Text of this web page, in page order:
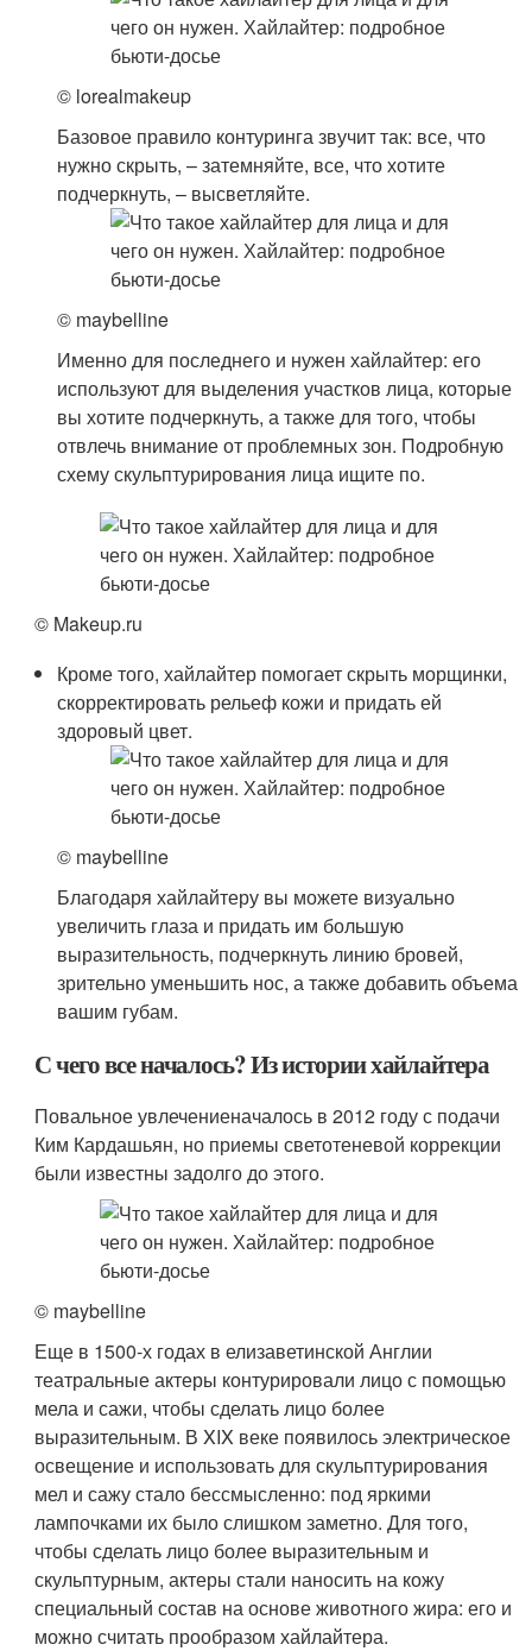
© lorealmakeup
Базовое правило контуринга звучит так: все, что
нужно скрыть, – затемняйте, все, что хотите
подчеркнуть, – высветляйте.
© maybelline
Именно для последнего и нужен хайлайтер: его
используют для выделения участков лица, которые
вы хотите подчеркнуть, а также для того, чтобы
отвлечь внимание от проблемных зон. Подробную
схему скульптурирования лица ищите по.
© Makeup.ru
Кроме того, хайлайтер помогает скрыть морщинки,
скорректировать рельеф кожи и придать ей
здоровый цвет.
© maybelline
Благодаря хайлайтеру вы можете визуально
увеличить глаза и придать им большую
выразительность, подчеркнуть линию бровей,
зрительно уменьшить нос, а также добавить объема
вашим губам.
С чего все началось? Из истории хайлайтера
Повальное увлечениеначалось в 2012 году с подачи
Ким Кардашьян, но приемы светотеневой коррекции
были известны задолго до этого.
© maybelline
Еще в 1500-х годах в елизаветинской Англии
театральные актеры контурировали лицо с помощью
мела и сажи, чтобы сделать лицо более
выразительным. В XIX веке появилось электрическое
освещение и использовать для скульптурирования
мел и сажу стало бессмысленно: под яркими
лампочками их было слишком заметно. Для того,
чтобы сделать лицо более выразительным и
скульптурным, актеры стали наносить на кожу
специальный состав на основе животного жира: его и
можно считать прообразом хайлайтера.